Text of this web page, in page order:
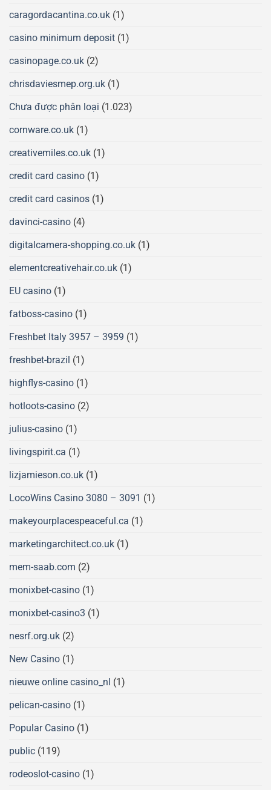
caragordacantina.co.uk (1)
casino minimum deposit (1)
casinopage.co.uk (2)
chrisdaviesmep.org.uk (1)
Chưa được phân loại (1.023)
cornware.co.uk (1)
creativemiles.co.uk (1)
credit card casino (1)
credit card casinos (1)
davinci-casino (4)
digitalcamera-shopping.co.uk (1)
elementcreativehair.co.uk (1)
EU casino (1)
fatboss-casino (1)
Freshbet Italy 3957 – 3959 (1)
freshbet-brazil (1)
highflys-casino (1)
hotloots-casino (2)
julius-casino (1)
livingspirit.ca (1)
lizjamieson.co.uk (1)
LocoWins Casino 3080 – 3091 (1)
makeyourplacespeaceful.ca (1)
marketingarchitect.co.uk (1)
mem-saab.com (2)
monixbet-casino (1)
monixbet-casino3 (1)
nesrf.org.uk (2)
New Casino (1)
nieuwe online casino_nl (1)
pelican-casino (1)
Popular Casino (1)
public (119)
rodeoslot-casino (1)